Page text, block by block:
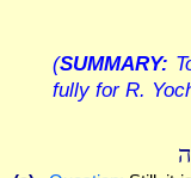
(SUMMARY:
fully for R.